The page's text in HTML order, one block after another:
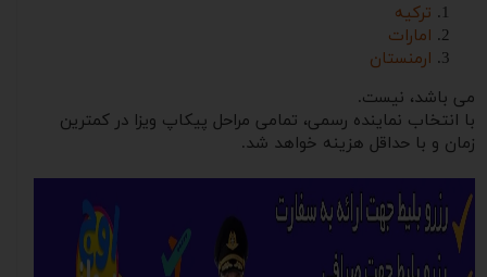
ترکیه
امارات
ارمنستان
می باشد، نیست.
با انتخاب نماینده رسمی، تمامی مراحل پیکاپ ویزا در کمترین
زمان و با حداقل هزینه خواهد شد.